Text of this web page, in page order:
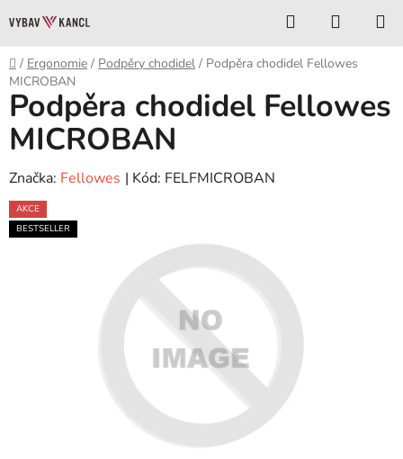
na
obsah
Hledat
KOŠÍK
Domů
/ Ergonomie / Podpěry chodidel / Podpěra chodidel Fellowes
MICROBAN
Podpěra chodidel Fellowes
MICROBAN
Značka: Fellowes | Kód: FELFMICROBAN
AKCE
BESTSELLER